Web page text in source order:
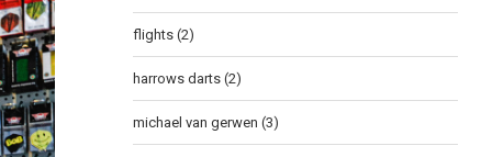
flights (2)
harrows darts (2)
michael van gerwen (3)